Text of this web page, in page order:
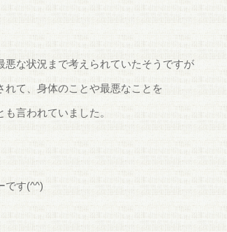
悪な状況まで考えられていたそうですが
れて、身体のことや最悪なことを
言われていました。
です(^^)